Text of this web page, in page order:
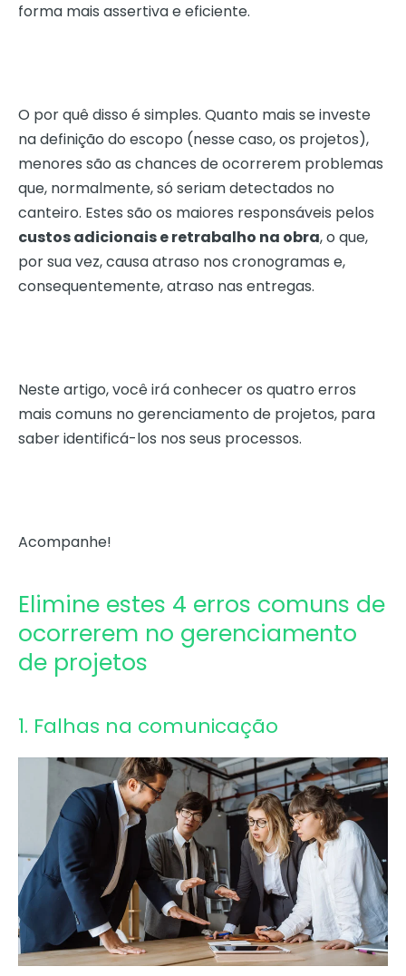
forma mais assertiva e eficiente.
O por quê disso é simples. Quanto mais se investe
na definição do escopo (nesse caso, os projetos),
menores são as chances de ocorrerem problemas
que, normalmente, só seriam detectados no
canteiro. Estes são os maiores responsáveis pelos
custos adicionais e retrabalho na obra, o que,
por sua vez, causa atraso nos cronogramas e,
consequentemente, atraso nas entregas.
Neste artigo, você irá conhecer os quatro erros
mais comuns no gerenciamento de projetos, para
saber identificá-los nos seus processos.
Acompanhe!
Elimine estes 4 erros comuns de
ocorrerem no gerenciamento
de projetos
1. Falhas na comunicação